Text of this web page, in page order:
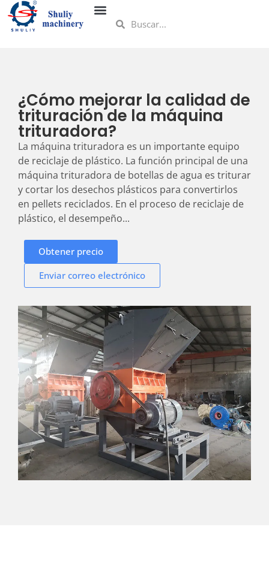
¿Cómo mejorar la calidad de
trituración de la máquina
trituradora?
La máquina trituradora es un importante equipo
de reciclaje de plástico. La función principal de una
máquina trituradora de botellas de agua es triturar
y cortar los desechos plásticos para convertirlos
en pellets reciclados. En el proceso de reciclaje de
plástico, el desempeño...
Obtener precio
Enviar correo electrónico